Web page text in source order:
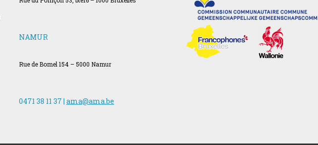
NAMUR
Rue de Bomel 154 – 5000 Namur
0471 38 11 37 | ama@ama.be